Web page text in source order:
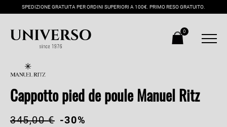
SPEDIZIONE GRATUITA PER ORDINI SUPERIORI A 100€. PRIMO RESO GRATUITO.
0
Cappotto pied de poule Manuel Ritz
345,00 € -30%